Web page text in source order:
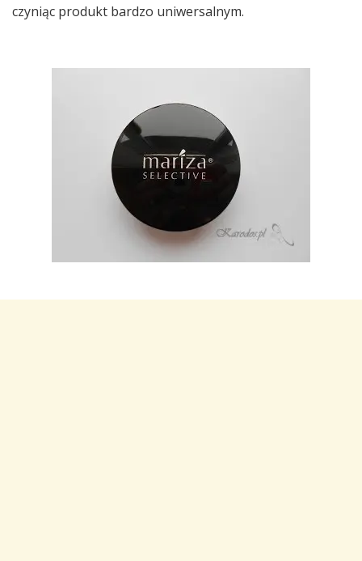
czyniąc produkt bardzo uniwersalnym.